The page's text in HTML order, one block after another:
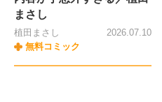
まさし
植田まさし
無料コミック
2026.07.10